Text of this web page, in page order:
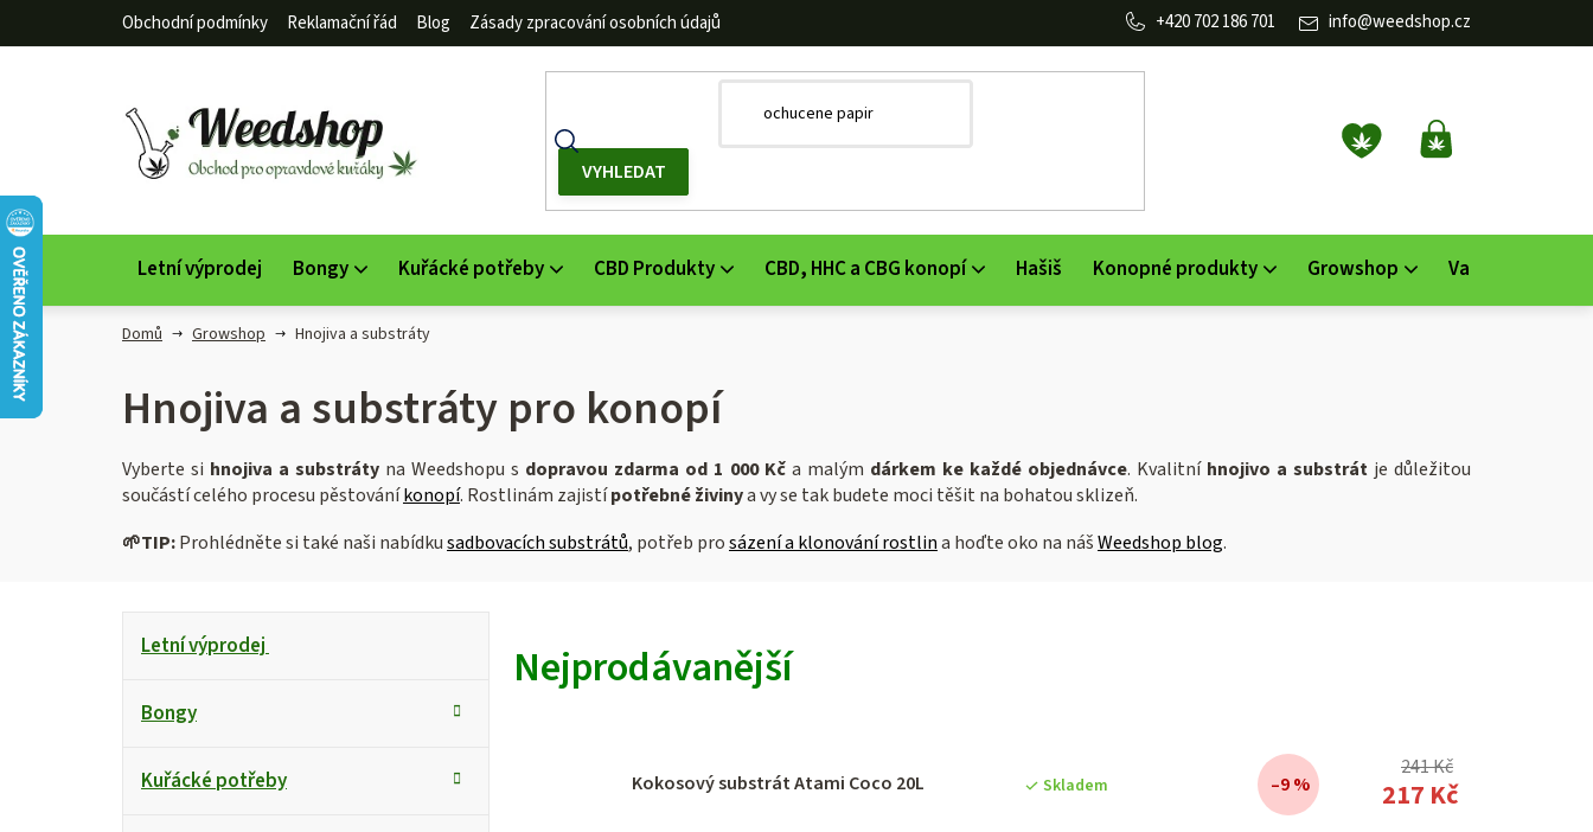
Obchodní podmínky Reklamační řád Blog Zásady zpracování osobních údajů info@weedshop.cz
702 186 701
NÁKUPNÍ
KOŠÍK
Letní výprodej Bongy Kuřácké potřeby CBD Produkty CBD, HHC a CBG konopí Hašiš Konopné produkty Growshop Vaporizéry
Domů Growshop Hnojiva a substráty
Hnojiva a substráty pro konopí
Vyberte si hnojiva a substráty na Weedshopu s dopravou zdarma od 1 000 Kča malým dárkem ke každé objednávce. Kvalitníhnojivo a substrátje důležitou
součástí celého procesu pěstováníkonopí. Rostlinám zajistípotřebné živinya vy se tak budete moci těšit na bohatou sklizeň.
🌱TIP:Prohlédněte si také naši nabídkusadbovacích substrátů, potřeb prosázení a klonování rostlina hoďte oko na nášWeedshop blog.
P
kategorie
KLetní výprodej
Bongy
Kuřácké potřeby
Nejprodávanější
Kokosový substrát Atami Coco 20L Skladem
241 Kč
–9 % 217 Kč
ý